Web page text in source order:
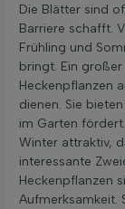
Die Blätter sind
Barriere schafft.
Frühling und
bringt. Ein
Heckenpflanzen
dienen. Sie
im Garten
Winter attraktiv,
interessante
Heckenpflanzen
Aufmerksamkeit.